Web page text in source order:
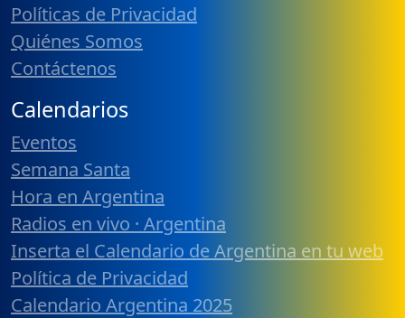
Políticas de Privacidad
Quiénes Somos
Contáctenos
Calendarios
Eventos
Semana Santa
Hora en Argentina
Radios en vivo · Argentina
Inserta el Calendario de Argentina en tu web
Política de Privacidad
Calendario Argentina 2025